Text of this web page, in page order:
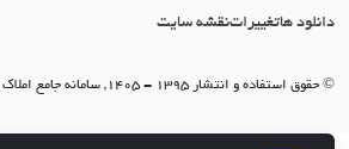
تغییراتنقشه سایت
- 1405, سامانه جامع املاک و مشاورین املاک (سامانه جاما)